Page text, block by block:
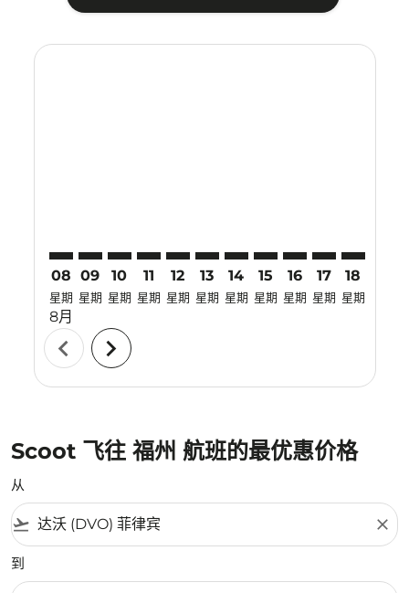
08
星期
8月
09
星期
10
星期
11
星期
12
星期
13
星期
14
星期
15
星期
16
星期
17
星期
18
星期
chevron_left chevron_right
Scoot 飞往 福州 航班的最优惠价格
从
flight_takeoff close
到